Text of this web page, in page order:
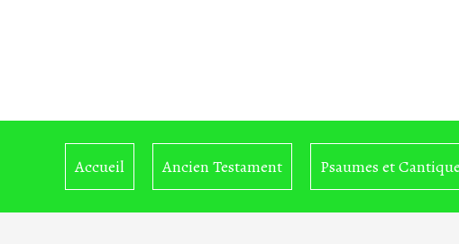
Accueil Ancien Testament Psaumes et